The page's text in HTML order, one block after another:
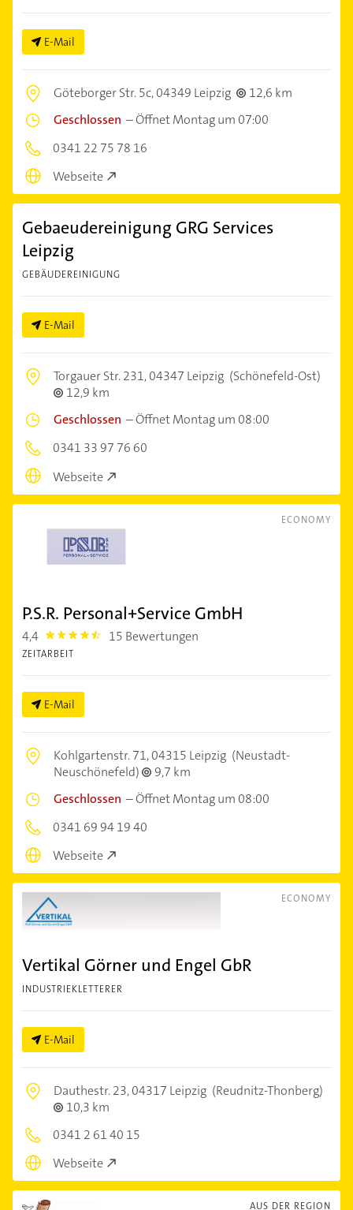
E-Mail
Göteborger Str. 5c,04349 Leipzig
12,6 km
Geschlossen –Öffnet Montag um 07:00
0341 22 75 78 16
Webseite
Gebaeudereinigung GRG Services
Leipzig
GEBÄUDEREINIGUNG
E-Mail
Torgauer Str. 231,04347 Leipzig (Schönefeld-Ost)
12,9 km
Geschlossen –Öffnet Montag um 08:00
0341 33 97 76 60
Webseite
ECONOMY
P.S.R. Personal+Service GmbH
4,4 4.4 15 Bewertungen
ZEITARBEIT
E-Mail
Kohlgartenstr. 71,04315 Leipzig (Neustadt-
Neuschönefeld)
9,7 km
Geschlossen –Öffnet Montag um 08:00
0341 69 94 19 40
Webseite
ECONOMY
Vertikal Görner und Engel GbR
INDUSTRIEKLETTERER
E-Mail
Dauthestr. 23,04317 Leipzig (Reudnitz-Thonberg)
10,3 km
0341 2 61 40 15
Webseite
AUS DER REGION